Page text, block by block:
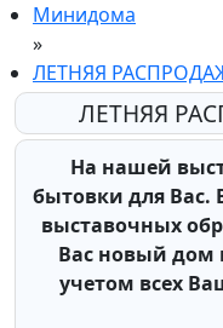
Минидома
»
ЛЕТНЯЯ
ЛЕТНЯЯ
На нашей
бытовки для Вас.
выставочных
Вас новый дом
учетом всех